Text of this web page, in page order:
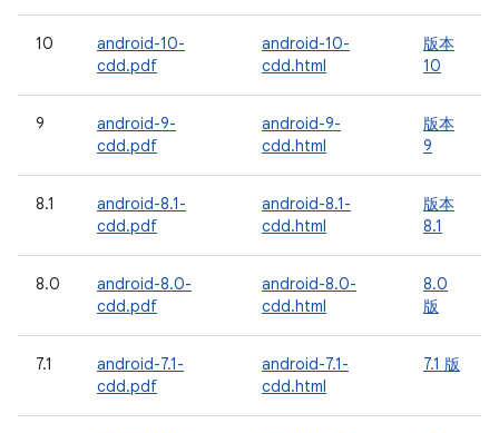
10
android-10-
cdd.pdf
android-10-
cdd.html
版本
10
9
android-9-
cdd.pdf
android-9-
cdd.html
版本
9
8.1
android-8.1-
cdd.pdf
android-8.1-
cdd.html
版本
8.1
8.0
android-8.0-
cdd.pdf
android-8.0-
cdd.html
8.0
版
7.1
android-7.1-
cdd.pdf
android-7.1-
cdd.html
7.1 版